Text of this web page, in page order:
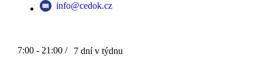
info@cedok.cz
7:00 - 21:00 / 7 dní v týdnu